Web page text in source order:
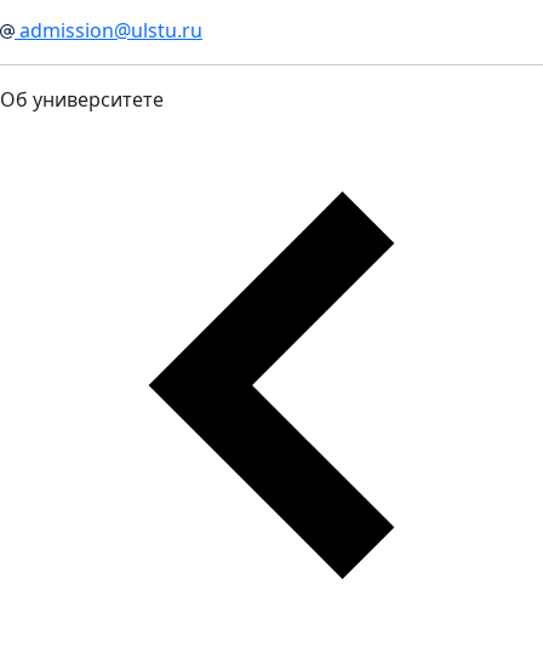
admission@ulstu.ru
Об университете